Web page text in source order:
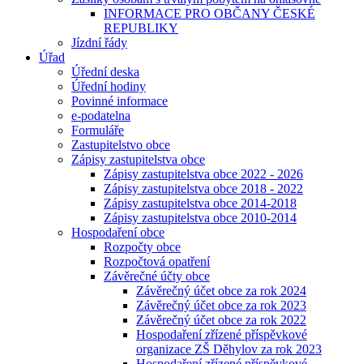
INFORMACE PRO OBČANY ČESKÉ
REPUBLIKY
Jízdní řády
Úřad
Úřední deska
Úřední hodiny
Povinné informace
e-podatelna
Formuláře
Zastupitelstvo obce
Zápisy zastupitelstva obce
Zápisy zastupitelstva obce 2022 - 2026
Zápisy zastupitelstva obce 2018 - 2022
Zápisy zastupitelstva obce 2014-2018
Zápisy zastupitelstva obce 2010-2014
Hospodaření obce
Rozpočty obce
Rozpočtová opatření
Závěrečné účty obce
Závěrečný účet obce za rok 2024
Závěrečný účet obce za rok 2023
Závěrečný účet obce za rok 2022
Hospodaření zřízené příspěvkové
organizace ZŠ Děhylov za rok 2023